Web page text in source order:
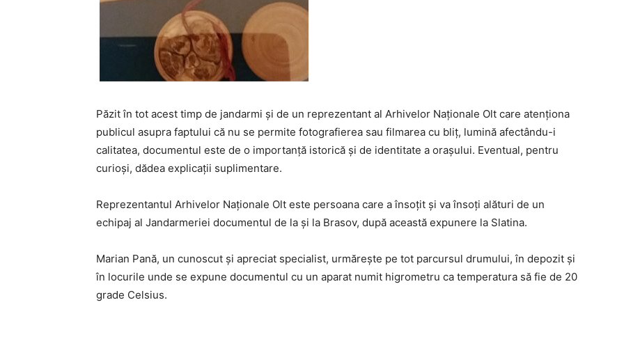
Păzit în tot acest timp de jandarmi și de un reprezentant al Arhivelor Naționale Olt care atenționa
publicul asupra faptului că nu se permite fotografierea sau filmarea cu bliț, lumină afectându-i
calitatea, documentul este de o importanță istorică și de identitate a orașului. Eventual, pentru
curioși, dădea explicații suplimentare.
Reprezentantul Arhivelor Naționale Olt este persoana care a însoțit și va însoți alături de un
echipaj al Jandarmeriei documentul de la și la Brasov, după această expunere la Slatina.
Marian Pană, un cunoscut și apreciat specialist, urmărește pe tot parcursul drumului, în depozit și
în locurile unde se expune documentul cu un aparat numit higrometru ca temperatura să fie de 20
grade Celsius.